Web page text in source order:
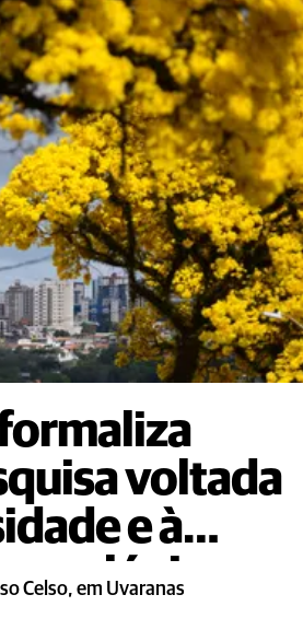
voltada
e à
ecológica em
Celso, em Uvaranas